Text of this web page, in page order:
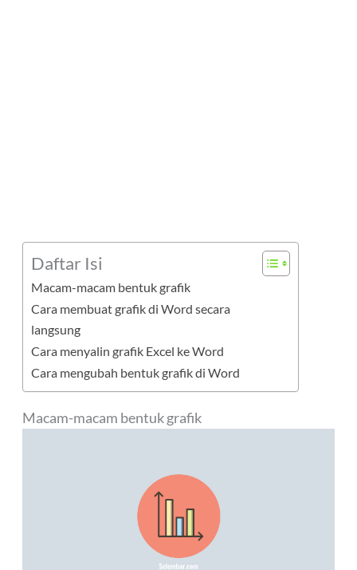
Daftar Isi
Macam-macam bentuk grafik
Cara membuat grafik di Word secara
langsung
Cara menyalin grafik Excel ke Word
Cara mengubah bentuk grafik di Word
Macam-macam bentuk grafik